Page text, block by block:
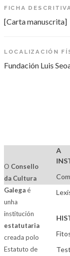
FICHA
[Carta manuscrita]
LOCALIZACIÓN
Fundación Luis
O Consello
da Cultura
Galegaé
unha
institución
estatutaria
creada polo
Estatuto de
A